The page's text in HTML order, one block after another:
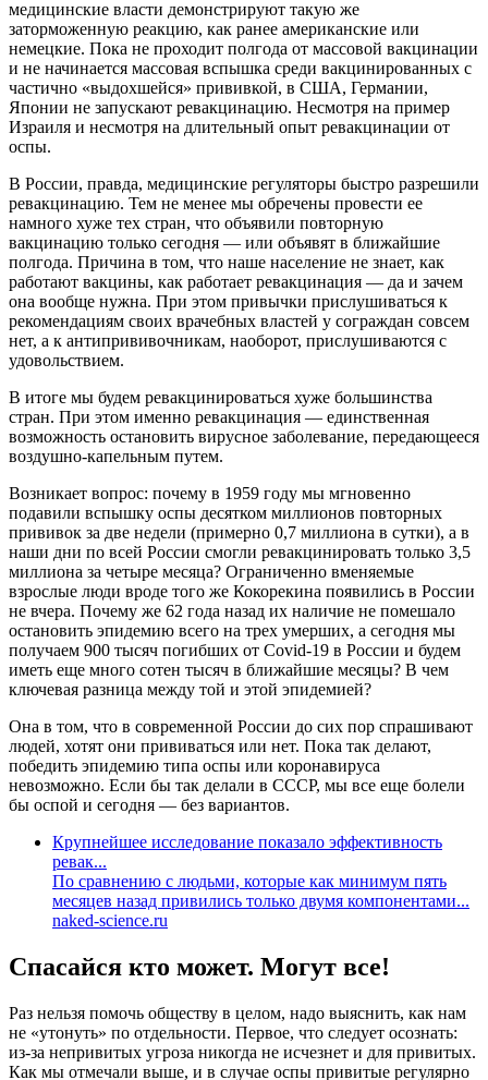
медицинские власти демонстрируют такую же
заторможенную реакцию, как ранее американские или
немецкие. Пока не проходит полгода от массовой вакцинации
и не начинается массовая вспышка среди вакцинированных с
частично «выдохшейся» прививкой, в США, Германии,
Японии не запускают ревакцинацию. Несмотря на пример
Израиля и несмотря на длительный опыт ревакцинации от
оспы.
В России, правда, медицинские регуляторы быстро разрешили
ревакцинацию. Тем не менее мы обречены провести ее
намного хуже тех стран, что объявили повторную
вакцинацию только сегодня — или объявят в ближайшие
полгода. Причина в том, что наше население не знает, как
работают вакцины, как работает ревакцинация — да и зачем
она вообще нужна. При этом привычки прислушиваться к
рекомендациям своих врачебных властей у сограждан совсем
нет, а к антипрививочникам, наоборот, прислушиваются с
удовольствием.
В итоге мы будем ревакцинироваться хуже большинства
стран. При этом именно ревакцинация — единственная
возможность остановить вирусное заболевание, передающееся
воздушно-капельным путем.
Возникает вопрос: почему в 1959 году мы мгновенно
подавили вспышку оспы десятком миллионов повторных
прививок за две недели (примерно 0,7 миллиона в сутки), а в
наши дни по всей России смогли ревакцинировать только 3,5
миллиона за четыре месяца? Ограниченно вменяемые
взрослые люди вроде того же Кокорекина появились в России
не вчера. Почему же 62 года назад их наличие не помешало
остановить эпидемию всего на трех умерших, а сегодня мы
получаем 900 тысяч погибших от Covid-19 в России и будем
иметь еще много сотен тысяч в ближайшие месяцы? В чем
ключевая разница между той и этой эпидемией?
Она в том, что в современной России до сих пор спрашивают
людей, хотят они прививаться или нет. Пока так делают,
победить эпидемию типа оспы или коронавируса
невозможно. Если бы так делали в СССР, мы все еще болели
бы оспой и сегодня — без вариантов.
Крупнейшее исследование показало эффективность
ревак...
По сравнению с людьми, которые как минимум пять
месяцев назад привились только двумя компонентами...
naked-science.ru
Спасайся кто может. Могут все!
Раз нельзя помочь обществу в целом, надо выяснить, как нам
не «утонуть» по отдельности. Первое, что следует осознать:
из-за непривитых угроза никогда не исчезнет и для привитых.
Как мы отмечали выше, и в случае оспы привитые регулярно